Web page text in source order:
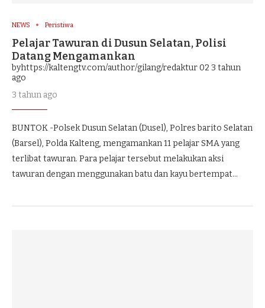
NEWS Peristiwa
Pelajar Tawuran di Dusun Selatan, Polisi
Datang Mengamankan
byhttps://kaltengtv.com/author/gilang/redaktur 02 3 tahun
ago
3 tahun ago
BUNTOK -Polsek Dusun Selatan (Dusel), Polres barito Selatan
(Barsel), Polda Kalteng, mengamankan 11 pelajar SMA yang
terlibat tawuran. Para pelajar tersebut melakukan aksi
tawuran dengan menggunakan batu dan kayu bertempat…